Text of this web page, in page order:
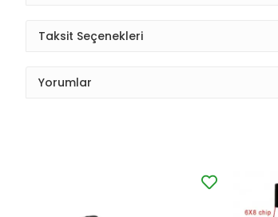
Taksit Seçenekleri
Yorumlar